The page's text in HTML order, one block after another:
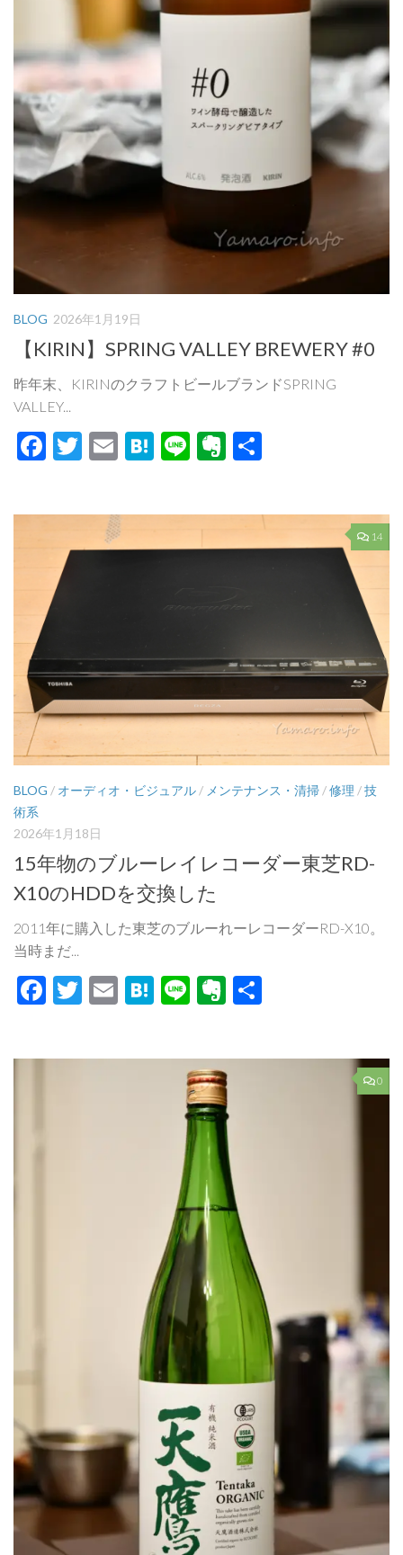
BLOG 2026年1月19日
【KIRIN】SPRING VALLEY BREWERY #0
昨年末、KIRINのクラフトビールブランドSPRING
VALLEY...
Facebook
Twitter
EmailHatena
LineEvernote
14
BLOG / オーディオ・ビジュアル / メンテナンス・清掃 /修理 /技
術系
2026年1月18日
15年物のブルーレイレコーダー東芝RD-
X10のHDDを交換した
2011年に購入した東芝のブルーれーレコーダーRD-X10。
当時まだ...
Facebook
Twitter
EmailHatena
LineEvernote
0